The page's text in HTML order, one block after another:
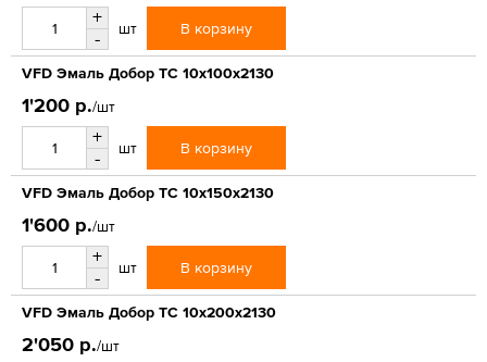
+
-
шт В корзину
VFD Эмаль Добор ТС 10x100x2130
1'200 р./шт
+
-
шт В корзину
VFD Эмаль Добор ТС 10x150x2130
1'600 р./шт
+
-
шт В корзину
VFD Эмаль Добор ТС 10x200x2130
2'050 р./шт